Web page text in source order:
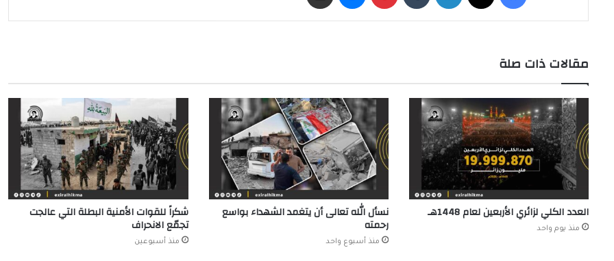
مقالات ذات صلة
العدد الكلي لزائري الأربعين لعام 1448هـ
منذ يوم واحد
نسأل الله تعالى أن يتغمد الشهداء بواسع
رحمته
منذ أسبوع واحد
شكراً للقوات الأمنية البطلة التي عالجت
تجمّع الانحراف
منذ أسبوعين